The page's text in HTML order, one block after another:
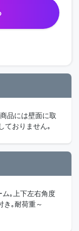
品には壁面に取
ておりません｡
ム｡上下左右角度
き｡耐荷重～